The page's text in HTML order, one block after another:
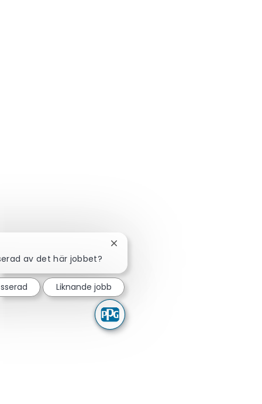
av det här jobbet?
Stäng chattbot-avisering
Liknande jobb